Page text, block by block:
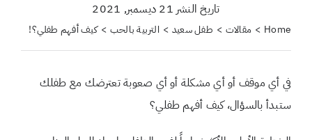
Home مقالات طفل سعيد التربية بالحب كيف أفهم طفلي؟!
تاريخ النشر 21 ديسمبر, 2021
في أي موقف أو أي مشكلة أو أي صعوبة تعترضك مع طفلك
ستبدأ بالسؤال، كيف أفهم طفلي؟